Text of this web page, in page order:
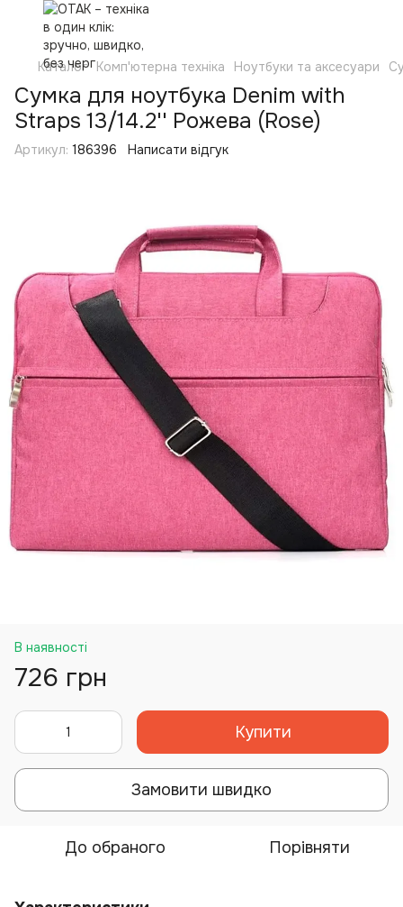
Каталог Комп'ютерна техніка Ноутбуки та аксесуари
Сумка для ноутбука Denim with
Straps 13/14.2'' Рожева (Rose)
Артикул: 186396 Написати відгук
В наявності
726 грн
Купити
Замовити швидко
До обраного Порівняти